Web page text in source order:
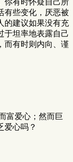
你有时怀疑自己所
有些变化，厌恶被
的建议如果没有充
于坦率地表露自己
而有时则内向、谨
富爱心；然而巨
爱心吗？